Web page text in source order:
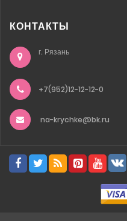
КОНТАКТЫ
г. Рязань
+7(952)12-12-12-0
na-krychke@bk.ru